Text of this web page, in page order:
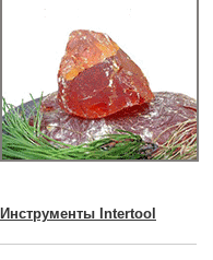
Инструменты Intertool